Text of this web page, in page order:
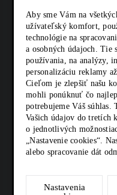
KARIÉRA
Z SHOP
KONTAKTY
SOCIÁLNE SIETE
Aby sme Vám na
užívateľský komfort,
technológie na
a osobných údajoch. Tie
používania, na analýzy,
personalizáciu reklamy
Cieľom je zlepšiť našu
mohli ponúknuť čo
potrebujeme Váš súhlas.
Vašich údajov do tretích
o jednotlivých
„Nastavenie cookies“.
alebo spracovanie dát
Nastavenia